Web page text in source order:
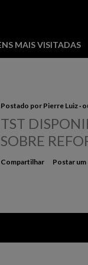
MAIS VISITADAS
Postado por Pierre Luiz
TST
SOBRE
Compartilhar Postar